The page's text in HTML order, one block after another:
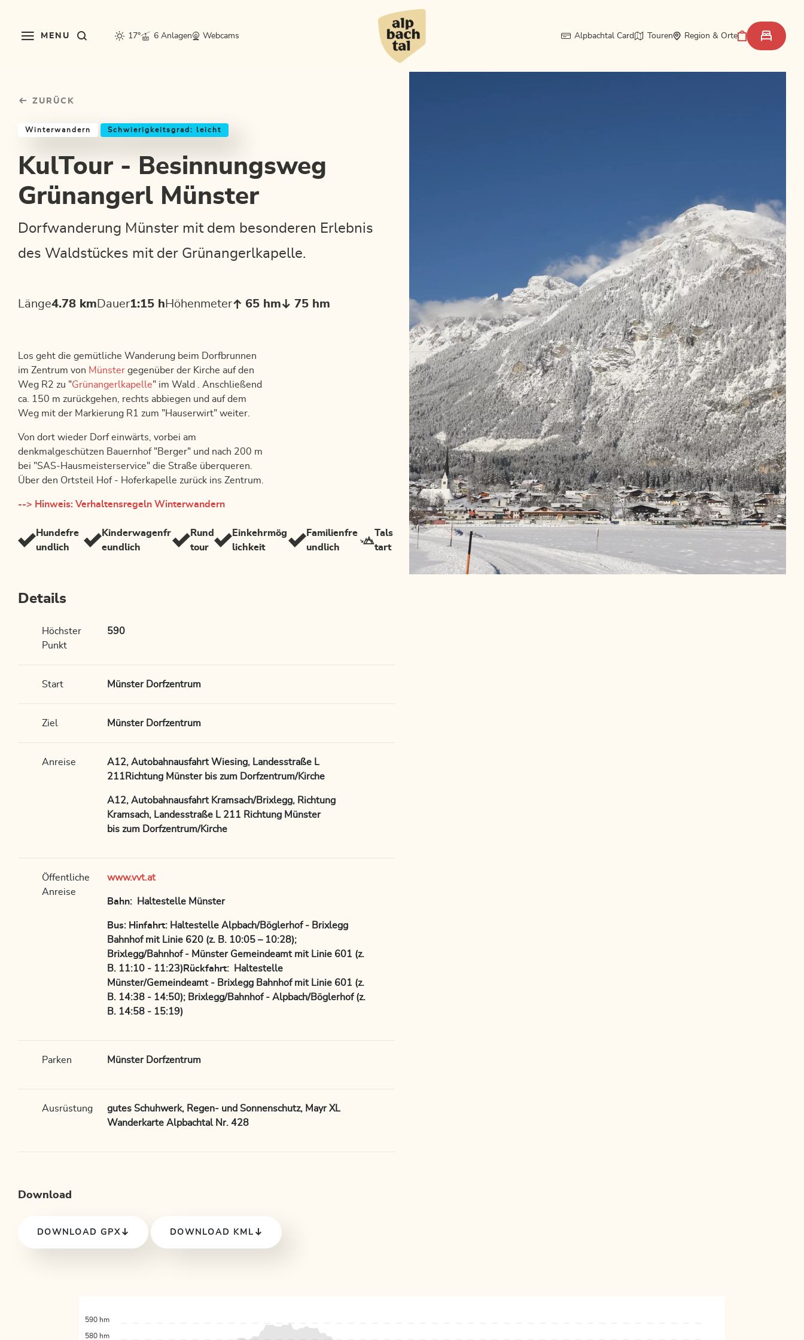
MENU 17° 6 Anlagen Webcams Alpbachtal Card Touren Region & Orte
ZURÜCK
Winterwandern Schwierigkeitsgrad: leicht
KulTour - Besinnungsweg
Grünangerl Münster
Dorfwanderung Münster mit dem besonderen Erlebnis
des Waldstückes mit der Grünangerlkapelle.
Länge4.78 km Dauer1:15 h Höhenmeter 65 hm 75 hm
Los geht die gemütliche Wanderung beim Dorfbrunnen
im Zentrum von Münster gegenüber der Kirche auf den
Weg R2 zu "Grünangerlkapelle" im Wald . Anschließend
ca. 150 m zurückgehen, rechts abbiegen und auf dem
Weg mit der Markierung R1 zum "Hauserwirt" weiter.
Von dort wieder Dorf einwärts, vorbei am
denkmalgeschützen Bauernhof "Berger" und nach 200 m
bei "SAS-Hausmeisterservice" die Straße überqueren.
Über den Ortsteil Hof - Hoferkapelle zurück ins Zentrum.
--> Hinweis: Verhaltensregeln Winterwandern
Hundefre
undlich
Kinderwagenfr
eundlich
Rund
tour
Einkehrmög
lichkeit
Familienfre
undlich
Tals
tart
Details
Höchster
Punkt
590
Start Münster Dorfzentrum
Ziel Münster Dorfzentrum
Anreise
A12, Autobahnausfahrt Wiesing, Landesstraße L
211Richtung Münster bis zum Dorfzentrum/Kirche
A12, Autobahnausfahrt Kramsach/Brixlegg, Richtung
Kramsach, Landesstraße L 211 Richtung Münster
bis zum Dorfzentrum/Kirche
Öffentliche
Anreise
www.vvt.at
Bahn: Haltestelle Münster
Bus: Hinfahrt: Haltestelle Alpbach/Böglerhof - Brixlegg
Bahnhof mit Linie 620 (z. B. 10:05 – 10:28);
Brixlegg/Bahnhof - Münster Gemeindeamt mit Linie 601 (z.
B. 11:10 - 11:23) Rückfahrt: Haltestelle
Münster/Gemeindeamt - Brixlegg Bahnhof mit Linie 601 (z.
B. 14:38 - 14:50); Brixlegg/Bahnhof - Alpbach/Böglerhof (z.
B. 14:58 - 15:19)
Parken Münster Dorfzentrum
Ausrüstung
gutes Schuhwerk, Regen- und Sonnenschutz, Mayr XL
Wanderkarte Alpbachtal Nr. 428
Download
DOWNLOAD GPX DOWNLOAD KML
580 hm
590 hm